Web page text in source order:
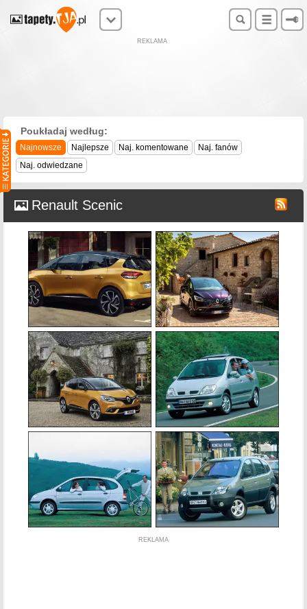
REKLAMA
Poukładaj według:
Najnowsze Najlepsze Naj. komentowane
Naj. fanów
Naj. odwiedzane
Renault Scenic
REKLAMA